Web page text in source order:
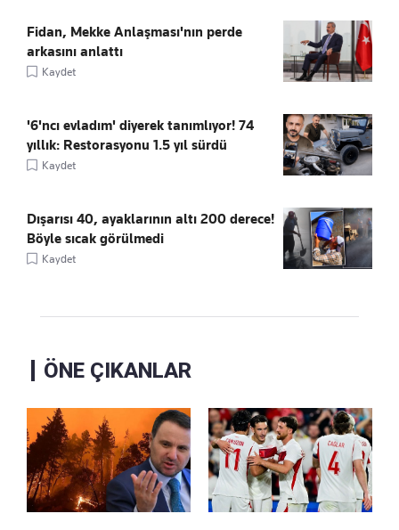
Fidan, Mekke Anlaşması'nın perde
arkasını anlattı
Kaydet
'6'ncı evladım' diyerek tanımlıyor! 74
yıllık: Restorasyonu 1.5 yıl sürdü
Kaydet
Dışarısı 40, ayaklarının altı 200 derece!
Böyle sıcak görülmedi
Kaydet
ÖNE ÇIKANLAR